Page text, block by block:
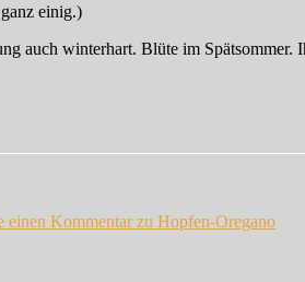
einig.)
auch winterhart. Blüte im Spätsommer.
einen Kommentarzu Hopfen-Oregano